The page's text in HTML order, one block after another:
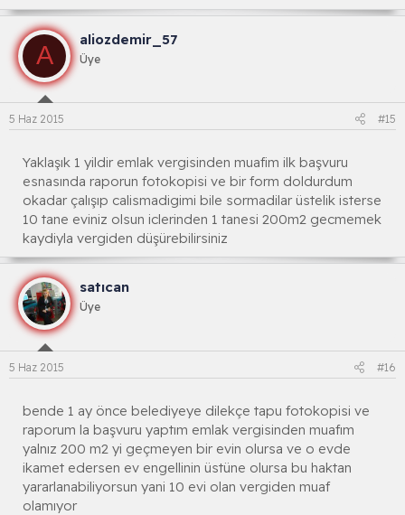
A
aliozdemir_57
Üye
5 Haz 2015 #15
Yaklaşık 1 yildir emlak vergisinden muafim ilk başvuru
esnasında raporun fotokopisi ve bir form doldurdum
okadar çalışıp calismadigimi bile sormadilar üstelik isterse
10 tane eviniz olsun iclerinden 1 tanesi 200m2 gecmemek
kaydiyla vergiden düşürebilirsiniz
satıcan
Üye
5 Haz 2015 #16
bende 1 ay önce belediyeye dilekçe tapu fotokopisi ve
raporum la başvuru yaptım emlak vergisinden muafım
yalnız 200 m2 yi geçmeyen bir evin olursa ve o evde
ikamet edersen ev engellinin üstüne olursa bu haktan
yararlanabiliyorsun yani 10 evi olan vergiden muaf
olamıyor